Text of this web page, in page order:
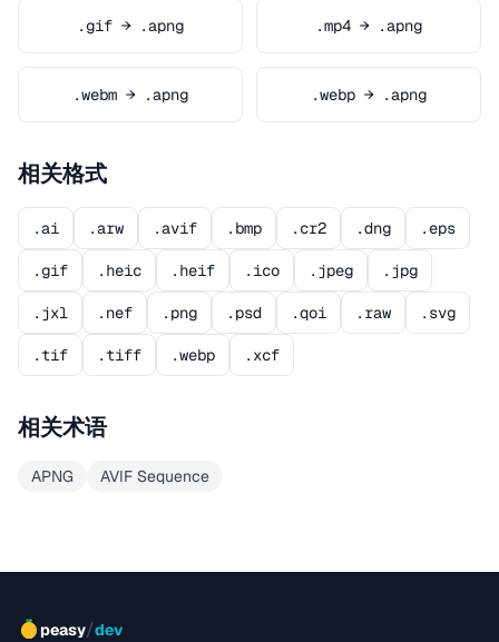
.gif → .apng .mp4 → .apng
.webm → .apng .webp → .apng
相关格式
.ai .arw .avif .bmp .cr2 .dng .eps
.gif .heic .heif .ico .jpeg .jpg
.jxl .nef .png .psd .qoi .raw .svg
.tif .tiff .webp .xcf
相关术语
APNG AVIF Sequence
peasy/dev